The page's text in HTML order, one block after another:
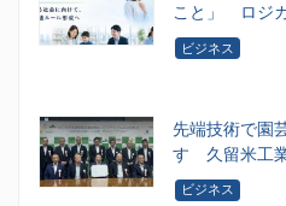
こと」 ロジ
ビジネス
先端技術で園
す 久留米工
ビジネス